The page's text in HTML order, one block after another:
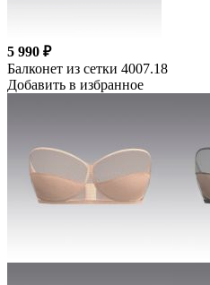
5 990 ₽
Балконет из сетки 4007.18
Добавить в избранное